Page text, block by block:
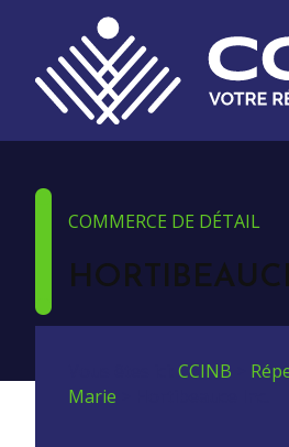
COMMERCE DE DÉTAIL
CCINB
Marie